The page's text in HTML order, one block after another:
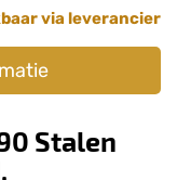
via leverancier
Stalen